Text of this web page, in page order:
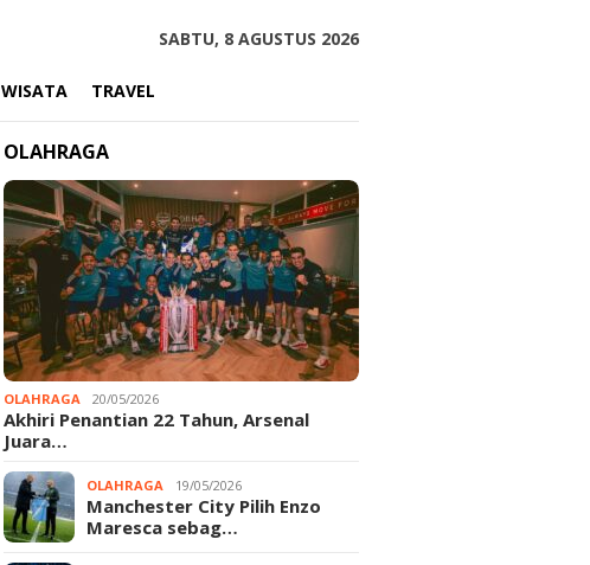
SABTU, 8 AGUSTUS 2026
WISATA TRAVEL
OLAHRAGA
OLAHRAGA 20/05/2026
Akhiri Penantian 22 Tahun, Arsenal
Juara…
OLAHRAGA 19/05/2026
Manchester City Pilih Enzo
Maresca sebag…